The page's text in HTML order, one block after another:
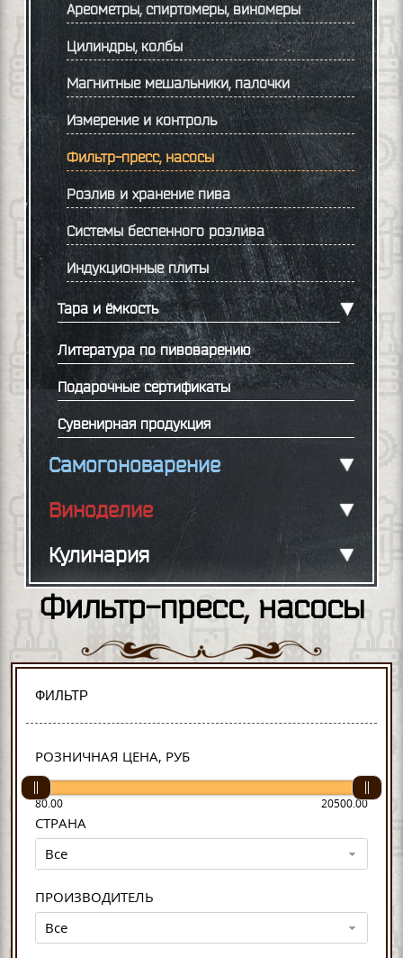
Ареометры, спиртомеры, виномеры
Цилиндры, колбы
Магнитные мешальники, палочки
Измерение и контроль
Фильтр-пресс, насосы
Розлив и хранение пива
Системы беспенного розлива
Индукционные плиты
Тара и ёмкость
Литература по пивоварению
Подарочные сертификаты
Сувенирная продукция
Самогоноварение
Виноделие
Кулинария
Фильтр-пресс, насосы
ФИЛЬТР
РОЗНИЧНАЯ ЦЕНА, РУБ
80.00 20500.00
СТРАНА
Все
ПРОИЗВОДИТЕЛЬ
Все